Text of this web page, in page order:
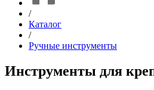
/
Каталог
/
Ручные инструменты
Инструменты для